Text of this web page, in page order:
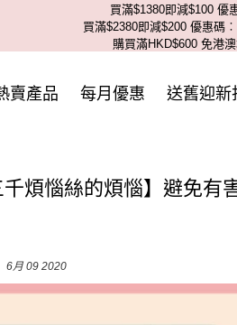
買滿$1380即減$100 優
買滿$2380即減$200 優惠碼
購買滿HKD$600 免港
賣產品 每月優惠 送舊迎新
千煩惱絲的煩惱】避免有
6月 09 2020